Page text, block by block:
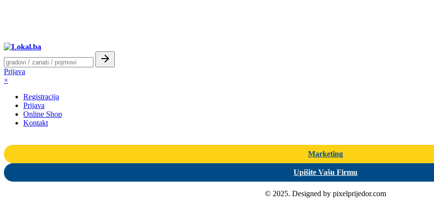
Prijava
×
Registracija
Prijava
Online Shop
Kontakt
Marketing
Upišite Vašu Firmu
© 2025. Designed by pixelprijedor.com